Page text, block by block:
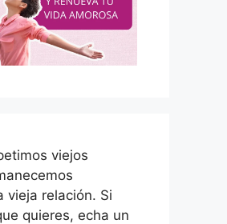
viejos
vieja relación. Si
quieres, echa un